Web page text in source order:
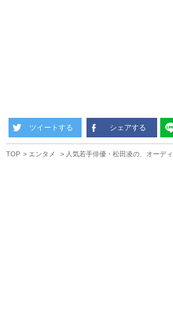
ツイートする シェアする
TOP エンタメ 人気若手俳優・松田凌の、オーデ